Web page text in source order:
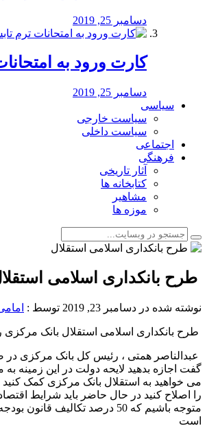
دسامبر 25, 2019
کارت ورود به
دسامبر 25, 2019
سیاسی
سیاست خارجی
سیاست داخلی
اجتماعی
فرهنگی
آثار تاریخی
کتابخانه ها
مشاهیر
موزه ها
طرح بانکداری اسلامی
نوشته شده در دسامبر 23, 2019 توسط :
طرح بانکداری اسلامی استقلال بانک
عبدالناصر همتی ، رئیس کل بانک مرکزی
گفت اجازه بدهید لایحه دولت در این زمینه به
می خواهید به استقلال بانک مرکزی کمک
را اصلاح کنید در حال حاضر باید شرایط
متوجه باشیم که 50 درصد تکالیف
است